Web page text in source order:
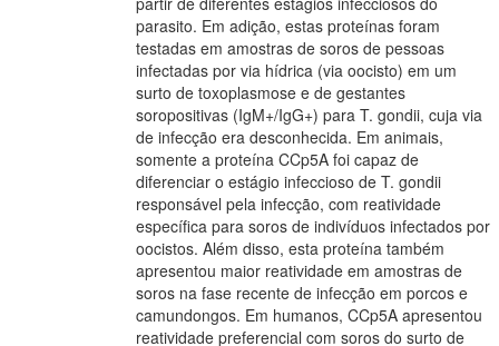
parasito. Em adição, estas proteínas foram
testadas em amostras de soros de pessoas
infectadas por via hídrica (via oocisto) em um
surto de toxoplasmose e de gestantes
soropositivas (IgM+/IgG+) para T. gondii, cuja via
de infecção era desconhecida. Em animais,
somente a proteína CCp5A foi capaz de
diferenciar o estágio infeccioso de T. gondii
responsável pela infecção, com reatividade
específica para soros de indivíduos infectados por
oocistos. Além disso, esta proteína também
apresentou maior reatividade em amostras de
soros na fase recente de infecção em porcos e
camundongos. Em humanos, CCp5A apresentou
reatividade preferencial com soros do surto de